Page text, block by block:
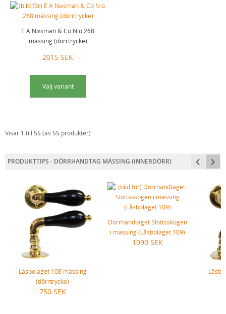
E A Næsman & Co N:o 268
mässing (dörrtrycke)
2015 SEK
Välj variant
Visar 1 till 55(av55 produkter)
PRODUKTTIPS - DÖRRHANDTAG MÄSSING (INNERDÖRR)
Låsbolaget 108 mässing
(dörrtrycke)
750 SEK
Dörrhandtaget Slottsskogen
i mässing (Låsbolaget 109)
1090 SEK